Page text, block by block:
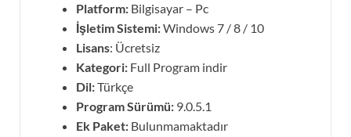
Platform: Bilgisayar – Pc
İşletim Sistemi:Windows 7 / 8 / 10
Lisans: Ücretsiz
Kategori: Full Program indir
Dil:Türkçe
Program Sürümü: 9.0.5.1
Ek Paket: Bulunmamaktadır